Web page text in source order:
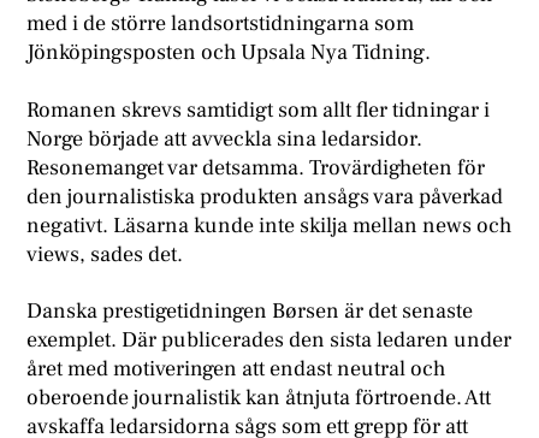
med i de större landsortstidningarna som
Jönköpingsposten och Upsala Nya Tidning.
Romanen skrevs samtidigt som allt fler tidningar i
Norge började att avveckla sina ledarsidor.
Resonemanget var detsamma. Trovärdigheten för
den journalistiska produkten ansågs vara påverkad
negativt. Läsarna kunde inte skilja mellan news och
views, sades det.
Danska prestigetidningen Børsen är det senaste
exemplet. Där publicerades den sista ledaren under
året med motiveringen att endast neutral och
oberoende journalistik kan åtnjuta förtroende. Att
avskaffa ledarsidorna sågs som ett grepp för att